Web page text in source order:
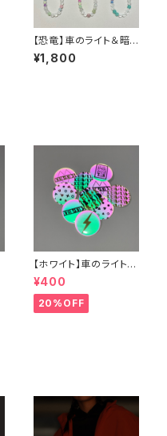
【恐竜】車のライト＆暗
闇で光る！！蓄光＋反射
糸を使ったキーホルダ
¥1,800
【ホワイト】車のライトで
光る！缶バッジ
¥400
20%OFF